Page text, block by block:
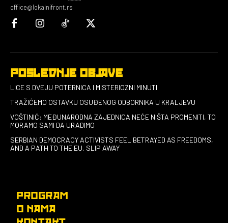
office@lokalnifront.rs
POSLEDNJE OBJAVE
LICE S DVEJU POTERNICA I MISTERIOZNI MINUTI
TRAŽIĆEMO OSTAVKU OSUĐENOG ODBORNIKA U KRALJEVU
VOŠTINIĆ: MEĐUNARODNA ZAJEDNICA NEĆE NIŠTA PROMENITI, TO
MORAMO SAMI DA URADIMO
SERBIAN DEMOCRACY ACTIVISTS FEEL BETRAYED AS FREEDOMS,
AND A PATH TO THE EU, SLIP AWAY
PROGRAM
O NAMA